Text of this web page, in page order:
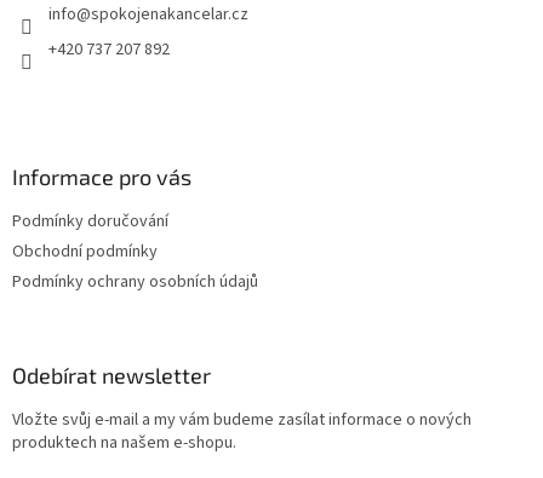
info@spokojenakancelar.cz
+420 737 207 892
Informace pro vás
Podmínky doručování
Obchodní podmínky
Podmínky ochrany osobních údajů
Odebírat newsletter
Vložte svůj e-mail a my vám budeme zasílat informace o nových
produktech na našem e-shopu.